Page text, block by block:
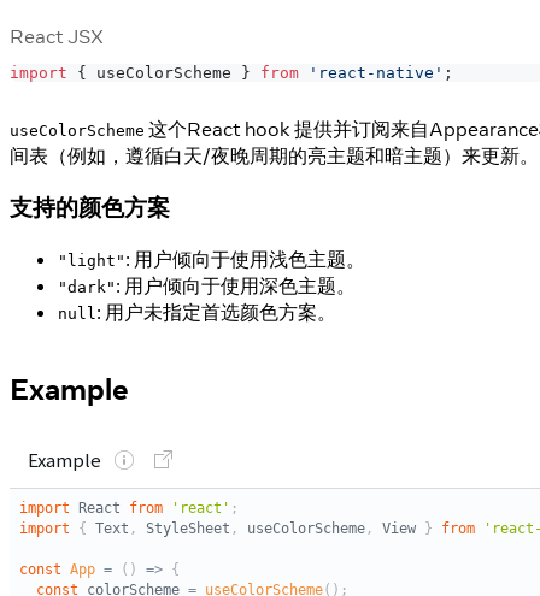
React JSX
import { useColorScheme } from 'react-native' ;
useColorScheme 这个React hook 提供并订阅来自
间表（例如，遵循白天/夜晚周期的亮主题和暗主题）来更新。
支持的颜色方案
"light" : 用户倾向于使用浅色主题。
"dark" : 用户倾向于使用深色主题。
null : 用户未指定首选颜色方案。
Example